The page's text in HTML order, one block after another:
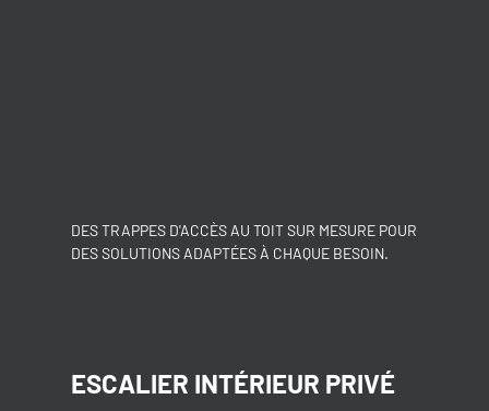
DES TRAPPES D'ACCÈS AU TOIT SUR MESURE POUR
DES SOLUTIONS ADAPTÉES À CHAQUE BESOIN.
ESCALIER INTÉRIEUR PRIVÉ